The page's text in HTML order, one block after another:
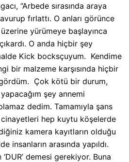
“Arbede sırasında araya
fırlattı. O anları görünce
üzerine yürümeye başlayınca
O anda hiçbir şey
Kick bocksçuyum. Kendime
bir malzeme karşısında hiçbir
gördüm. Çok kötü bir durum,
şey annemi
dedim. Tamamıyla şans
hep kuytu köşelerde
kamera kayıtların olduğu
insanların arasında yapıldı.
demesi gerekiyor. Buna